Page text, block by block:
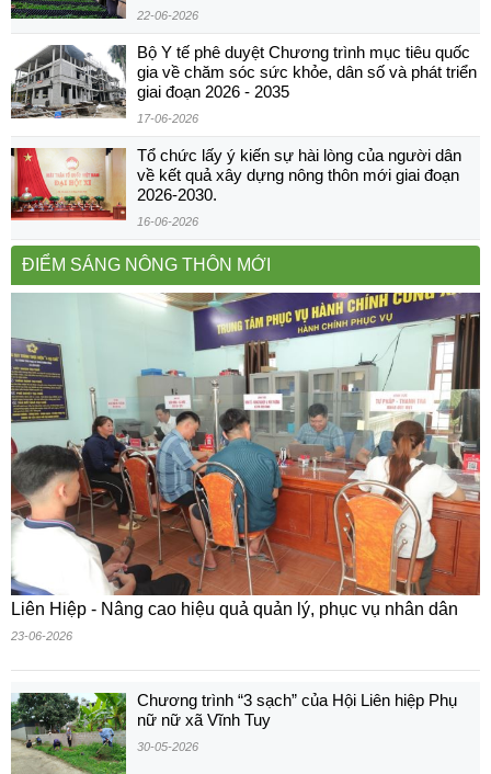
22-06-2026
Bộ Y tế phê duyệt Chương trình mục tiêu quốc
gia về chăm sóc sức khỏe, dân số và phát triển
giai đoạn 2026 - 2035
17-06-2026
Tổ chức lấy ý kiến sự hài lòng của người dân
về kết quả xây dựng nông thôn mới giai đoạn
2026-2030.
16-06-2026
ĐIỂM SÁNG NÔNG THÔN MỚI
Liên Hiệp - Nâng cao hiệu quả quản lý, phục vụ nhân dân
23-06-2026
Chương trình “3 sạch” của Hội Liên hiệp Phụ
nữ nữ xã Vĩnh Tuy
30-05-2026